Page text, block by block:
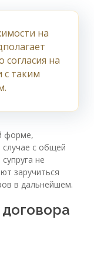
на
согласия на
с таким
форме,
случае с общей
не
заручиться
в дальнейшем.